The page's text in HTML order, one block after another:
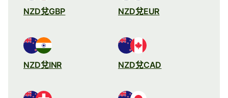
NZD兌GBP NZD兌EUR
NZD兌INR NZD兌CAD